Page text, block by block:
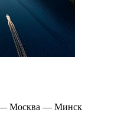
Москва — Минск